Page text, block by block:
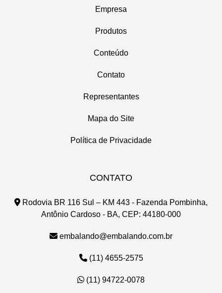
Empresa
Produtos
Conteúdo
Contato
Representantes
Mapa do Site
Política de Privacidade
CONTATO
Rodovia BR 116 Sul – KM 443 - Fazenda Pombinha,
Antônio Cardoso - BA, CEP: 44180-000
embalando@embalando.com.br
(11) 4655-2575
(11) 94722-0078